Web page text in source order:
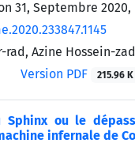
31, Septembre 2020,
rad, Azine Hossein-
Version PDF 215.96 K
Sphinx ou le
infernale de